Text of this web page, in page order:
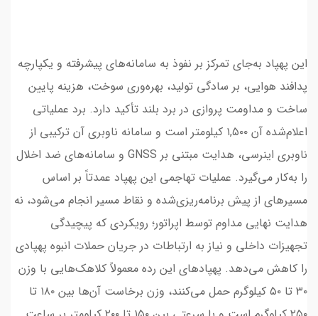
این پهپاد به‌جای تمرکز بر نفوذ به سامانه‌های پیشرفته و یکپارچه
پدافند هوایی، بر سادگی تولید، بهره‌وری سوخت، هزینه پایین
ساخت و مداومت پروازی در برد بلند تأکید دارد. برد عملیاتی
اعلام‌شده آن ۱,۵۰۰ کیلومتر است و سامانه ناوبری آن ترکیبی از
ناوبری اینرسی، هدایت مبتنی بر GNSS و سامانه‌های ضد اخلال
را به‌کار می‌گیرد. عملیات تهاجمی این پهپاد عمدتاً بر اساس
مسیرهای از پیش برنامه‌ریزی‌شده و نقاط مسیر انجام می‌شود، نه
هدایت نهایی مداوم توسط اپراتور؛ رویکردی که پیچیدگی
تجهیزات داخلی و نیاز به ارتباطات در جریان حملات انبوه پهپادی
را کاهش می‌دهد. پهپادهای این رده معمولاً کلاهک‌هایی با وزن
۳۰ تا ۵۰ کیلوگرم حمل می‌کنند، وزن برخاست آن‌ها بین ۱۸۰ تا